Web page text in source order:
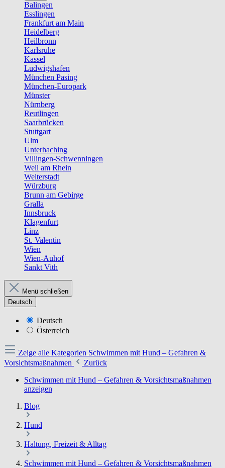
Balingen
Esslingen
Frankfurt am Main
Heidelberg
Heilbronn
Karlsruhe
Kassel
Ludwigshafen
München Pasing
München-Europark
Münster
Nürnberg
Reutlingen
Saarbrücken
Stuttgart
Ulm
Unterhaching
Villingen-Schwenningen
Weil am Rhein
Weiterstadt
Würzburg
Brunn am Gebirge
Gralla
Innsbruck
Klagenfurt
Linz
St. Valentin
Wien
Wien-Auhof
Sankt Vith
Menü schließen
Deutsch
Deutsch
Österreich
Zeige alle Kategorien Schwimmen mit Hund – Gefahren &
Vorsichtsmaßnahmen
Zurück
Schwimmen mit Hund – Gefahren & Vorsichtsmaßnahmen
anzeigen
Blog
Hund
Haltung, Freizeit & Alltag
Schwimmen mit Hund – Gefahren & Vorsichtsmaßnahmen